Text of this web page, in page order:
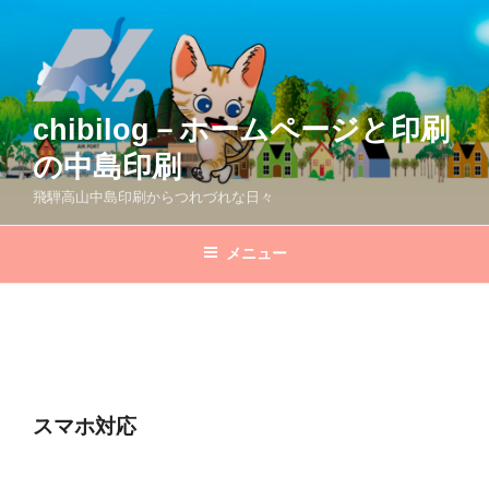
ン
ツ
へ
ス
ッ
chibilog－ホームページと印刷
の中島印刷
飛騨高山中島印刷からつれづれな日々
メニュー
スマホ対応